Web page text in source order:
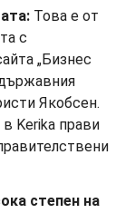
Това е от
с
„Бизнес
Якобсен.
Kerika прави
степен на